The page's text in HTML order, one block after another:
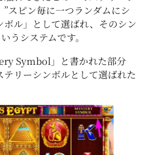
スピン毎に一つランダムにシ
ボル」として選ばれ、そのシン
うシステムです。
Symbol」と書かれた部分
リーシンボルとして選ばれた